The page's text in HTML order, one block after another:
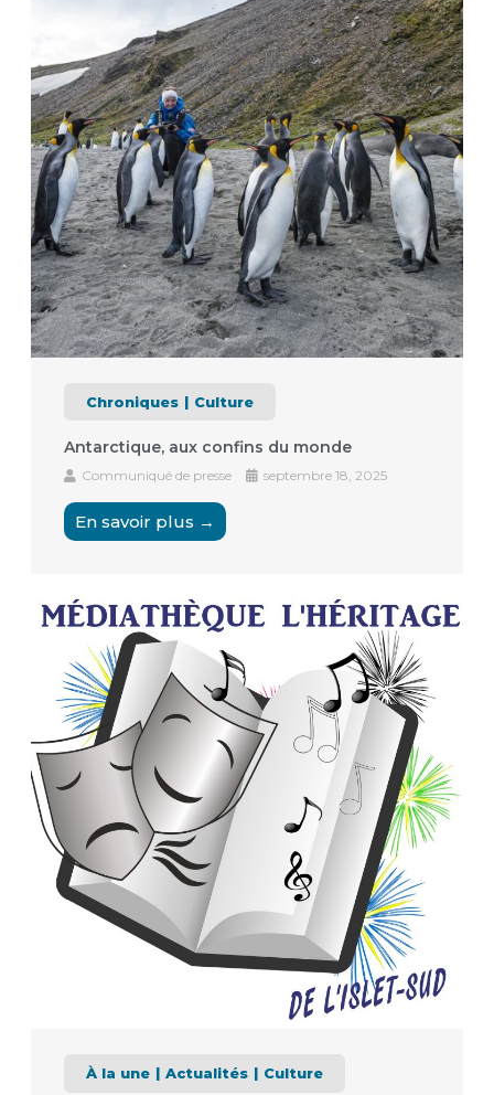
Chroniques Culture
Antarctique, aux confins du monde
Communiqué de presse septembre 18, 2025
En savoir plus →
À la une Actualités Culture